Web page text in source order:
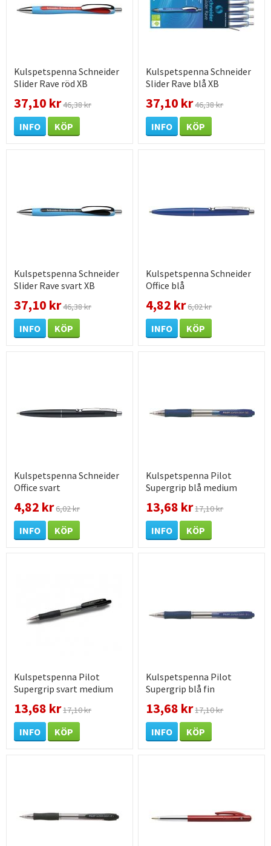
Kulspetspenna Schneider
Slider Rave röd XB
37,10 kr46,38 kr
INFO KÖP
Kulspetspenna Schneider
Slider Rave blå XB
37,10 kr46,38 kr
INFO KÖP
Kulspetspenna Schneider
Slider Rave svart XB
37,10 kr46,38 kr
INFO KÖP
Kulspetspenna Schneider
Office blå
4,82 kr6,02 kr
INFO KÖP
Kulspetspenna Schneider
Office svart
4,82 kr6,02 kr
INFO KÖP
Kulspetspenna Pilot
Supergrip blå medium
13,68 kr17,10 kr
INFO KÖP
Kulspetspenna Pilot
Supergrip svart medium
13,68 kr17,10 kr
INFO KÖP
Kulspetspenna Pilot
Supergrip blå fin
13,68 kr17,10 kr
INFO KÖP